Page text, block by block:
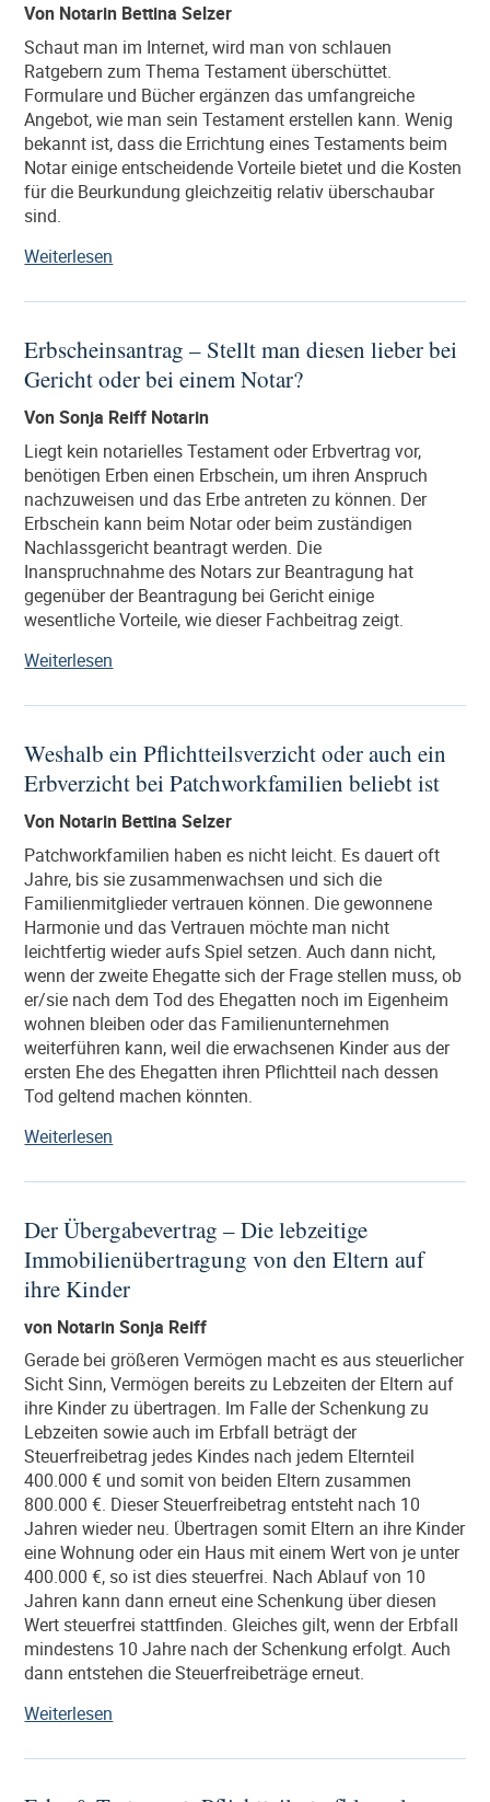
deutschen
Notar
benötigen.“
Von Notarin Bettina Selzer
Schaut man im Internet, wird man von schlauen
Ratgebern zum Thema Testament überschüttet.
Formulare und Bücher ergänzen das umfangreiche
Angebot, wie man sein Testament erstellen kann. Wenig
bekannt ist, dass die Errichtung eines Testaments beim
Notar einige entscheidende Vorteile bietet und die Kosten
für die Beurkundung gleichzeitig relativ überschaubar
sind.
Weiterlesen
Diese
bietet
Ihnen
Zusammenarbeit
mit
einem
Notar“
Erbscheinsantrag – Stellt man diesen lieber bei
Gericht oder bei einem Notar?
Von Sonja Reiff Notarin
Liegt kein notarielles Testament oder Erbvertrag vor,
benötigen Erben einen Erbschein, um ihren Anspruch
nachzuweisen und das Erbe antreten zu können. Der
Erbschein kann beim Notar oder beim zuständigen
Nachlassgericht beantragt werden. Die
Inanspruchnahme des Notars zur Beantragung hat
gegenüber der Beantragung bei Gericht einige
wesentliche Vorteile, wie dieser Fachbeitrag zeigt.
Weiterlesen
Stellt
diesen
lieber
Gericht
oder
bei
einem
Notar?“
Weshalb ein Pflichtteilsverzicht oder auch ein
Erbverzicht bei Patchworkfamilien beliebt ist
Von Notarin Bettina Selzer
Patchworkfamilien haben es nicht leicht. Es dauert oft
Jahre, bis sie zusammenwachsen und sich die
Familienmitglieder vertrauen können. Die gewonnene
Harmonie und das Vertrauen möchte man nicht
leichtfertig wieder aufs Spiel setzen. Auch dann nicht,
wenn der zweite Ehegatte sich der Frage stellen muss, ob
er/sie nach dem Tod des Ehegatten noch im Eigenheim
wohnen bleiben oder das Familienunternehmen
weiterführen kann, weil die erwachsenen Kinder aus der
ersten Ehe des Ehegatten ihren Pflichtteil nach dessen
Tod geltend machen könnten.
Weiterlesen
Pflichtteilsverzicht
auch
ein
bei
Patchworkfamilien
beliebt
ist“
Der Übergabevertrag – Die lebzeitige
Immobilienübertragung von den Eltern auf
ihre Kinder
von Notarin Sonja Reiff
Gerade bei größeren Vermögen macht es aus steuerlicher
Sicht Sinn, Vermögen bereits zu Lebzeiten der Eltern auf
ihre Kinder zu übertragen. Im Falle der Schenkung zu
Lebzeiten sowie auch im Erbfall beträgt der
Steuerfreibetrag jedes Kindes nach jedem Elternteil
400.000 € und somit von beiden Eltern zusammen
800.000 €. Dieser Steuerfreibetrag entsteht nach 10
Jahren wieder neu. Übertragen somit Eltern an ihre Kinder
eine Wohnung oder ein Haus mit einem Wert von je unter
400.000 €, so ist dies steuerfrei. Nach Ablauf von 10
Jahren kann dann erneut eine Schenkung über diesen
Wert steuerfrei stattfinden. Gleiches gilt, wenn der Erbfall
mindestens 10 Jahre nach der Schenkung erfolgt. Auch
dann entstehen die Steuerfreibeträge erneut.
Weiterlesen
–